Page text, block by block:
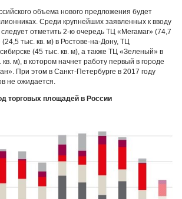
объема нового предложения будет
Среди крупнейших заявленных к вводу
отметить 2-ю очередь ТЦ «Мегамаг» (74,7
тыс. кв. м) в Ростове-на-Дону, ТЦ
(45 тыс. кв. м), а также ТЦ «Зеленый» в
м), в котором начнет работу первый в городе
При этом в Санкт-Петербурге в 2017 году
не ожидается.
торговых площадей в России